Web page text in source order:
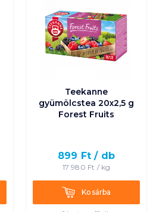
Teekanne
gyümölcstea 20x2,5 g
Forest Fruits
899 Ft / db
17 980 Ft / kg
KosárbaKosárba